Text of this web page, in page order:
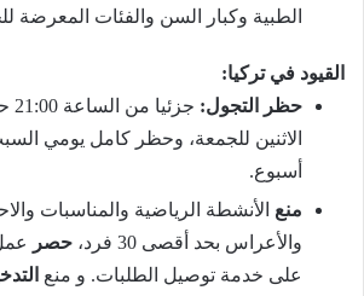
الطبية وكبار السن والفئات المعرضة
القيود في تركيا:
حظر التجول:
الاثنين للجمعة، وحظر كامل يومي
أسبوع.
منع الأنشطة الرياضية والمناسبات
والأعراس بحد أقصى 30 فرد،
حصر
على خدمة توصيل الطلبات. و منع